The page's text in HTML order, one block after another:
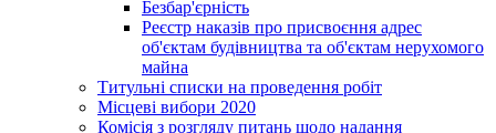
Безбар'єрність
Реєстр наказів про присвоєння адрес
об'єктам будівництва та об'єктам нерухомого
майна
Титульні списки на проведення робіт
Місцеві вибори 2020
Комісія з розгляду питань щодо надання